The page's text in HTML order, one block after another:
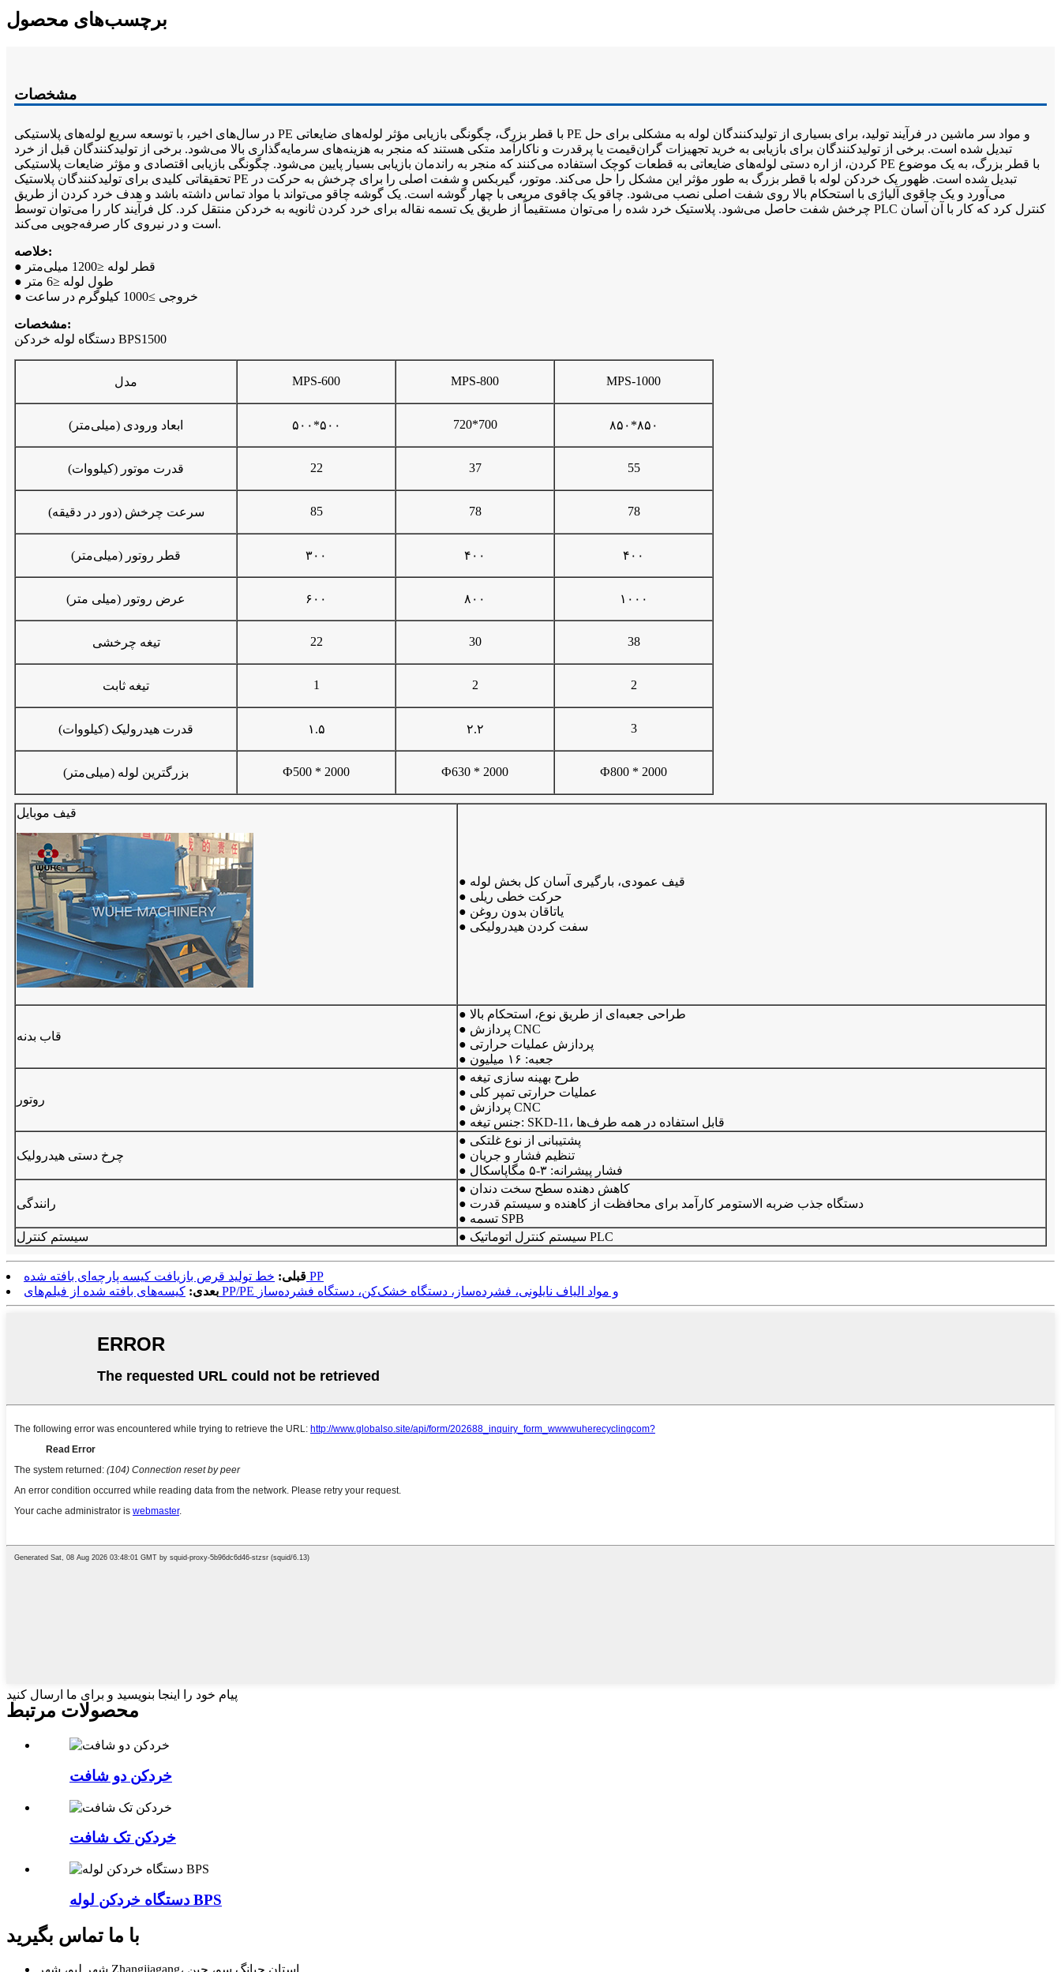
برچسب‌های محصول
مشخصات
در سال‌های اخیر، با توسعه سریع لوله‌های پلاستیکی PE با قطر بزرگ، چگونگی بازیابی مؤثر لوله‌های ضایعاتی PE و مواد سر ماشین در فرآیند تولید، برای بسیاری از تولیدکنندگان لوله به مشکلی برای حل
تبدیل شده است. برخی از تولیدکنندگان برای بازیابی به خرید تجهیزات گران‌قیمت یا پرقدرت و ناکارآمد متکی هستند که منجر به هزینه‌های سرمایه‌گذاری بالا می‌شود. برخی از تولیدکنندگان قبل از خرد
کردن، از اره دستی لوله‌های ضایعاتی به قطعات کوچک استفاده می‌کنند که منجر به راندمان بازیابی بسیار پایین می‌شود. چگونگی بازیابی اقتصادی و مؤثر ضایعات پلاستیکی PE با قطر بزرگ، به یک موضوع
تحقیقاتی کلیدی برای تولیدکنندگان پلاستیک PE تبدیل شده است. ظهور یک خردکن لوله با قطر بزرگ به طور مؤثر این مشکل را حل می‌کند. موتور، گیربکس و شفت اصلی را برای چرخش به حرکت در
می‌آورد و یک چاقوی آلیاژی با استحکام بالا روی شفت اصلی نصب می‌شود. چاقو یک چاقوی مربعی با چهار گوشه است. یک گوشه چاقو می‌تواند با مواد تماس داشته باشد و هدف خرد کردن از طریق
چرخش شفت حاصل می‌شود. پلاستیک خرد شده را می‌توان مستقیماً از طریق یک تسمه نقاله برای خرد کردن ثانویه به خردکن منتقل کرد. کل فرآیند کار را می‌توان توسط PLC کنترل کرد که کار با آن آسان
است و در نیروی کار صرفه‌جویی می‌کند.
خلاصه:
● قطر لوله ≤1200 میلی‌متر
● طول لوله ≤6 متر
● خروجی ≥1000 کیلوگرم در ساعت
مشخصات:
دستگاه لوله خردکن BPS1500
مدل MPS-600 MPS-800 MPS-1000
ابعاد ورودی (میلی‌متر) ۵۰۰*۵۰۰ 720*700 ۸۵۰*۸۵۰
قدرت موتور (کیلووات) 22 37 55
سرعت چرخش (دور در دقیقه) 85 78 78
قطر روتور (میلی‌متر) ۳۰۰ ۴۰۰ ۴۰۰
عرض روتور (میلی متر) ۶۰۰ ۸۰۰ ۱۰۰۰
تیغه چرخشی 22 30 38
تیغه ثابت 1 2 2
قدرت هیدرولیک (کیلووات) ۱.۵ ۲.۲ 3
بزرگترین لوله (میلی‌متر) Ф500 * 2000 Ф630 * 2000 Ф800 * 2000
قیف موبایل
● قیف عمودی، بارگیری آسان کل بخش لوله
● حرکت خطی ریلی
● یاتاقان بدون روغن
● سفت کردن هیدرولیکی
قاب بدنه
● طراحی جعبه‌ای از طریق نوع، استحکام بالا
● پردازش CNC
● پردازش عملیات حرارتی
● جعبه: ۱۶ میلیون
روتور
● طرح بهینه سازی تیغه
● عملیات حرارتی تمپر کلی
● پردازش CNC
● جنس تیغه: SKD-11، قابل استفاده در همه طرف‌ها
چرخ دستی هیدرولیک
● پشتیبانی از نوع غلتکی
● تنظیم فشار و جریان
● فشار پیشرانه: ۳-۵ مگاپاسکال
رانندگی
● کاهش دهنده سطح سخت دندان
● دستگاه جذب ضربه الاستومر کارآمد برای محافظت از کاهنده و سیستم قدرت
● تسمه SPB
سیستم کنترل
● سیستم کنترل اتوماتیک PLC
قبلی: خط تولید قرص بازیافت کیسه پارچه‌ای بافته شده PP
بعدی:
کیسه‌های بافته شده از فیلم‌های PP/PE و مواد الیاف نایلونی، فشرده‌ساز، دستگاه خشک‌کن، دستگاه فشرده‌ساز
پیام خود را اینجا بنویسید و برای ما ارسال کنید
محصولات مرتبط
خردکن دو شافت
خردکن تک شافت
دستگاه خردکن لوله BPS
با ما تماس بگیرید